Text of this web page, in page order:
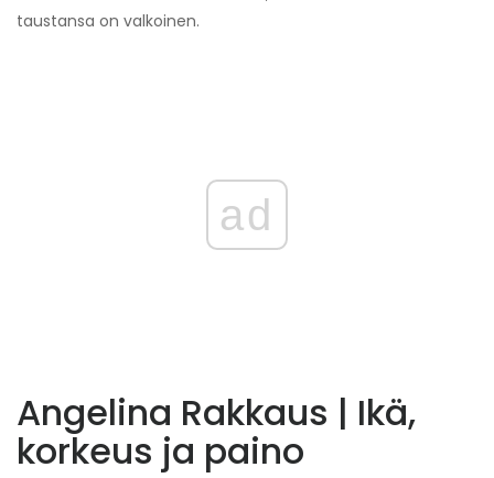
taustansa on valkoinen.
ad
Angelina Rakkaus | Ikä,
korkeus ja paino